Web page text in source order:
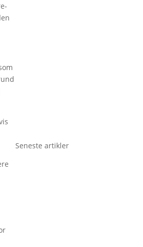
Seneste artikler